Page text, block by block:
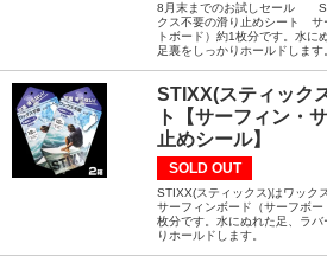
8月末までのお試しセール
クス不要の滑り止めシート サ
トボード）約1枚分です。水に
足裏をしっかりホールドします
STIXX(スティック
ト【サーフィン・
止めシール】
SOLD OUT
STIXX(スティックス)はワック
サーフィンボード（サーフボ
枚分です。水にぬれた足、ラ
りホールドします。